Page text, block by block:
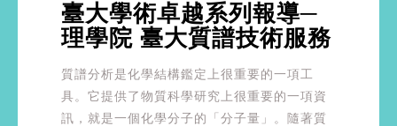
臺大學術卓越系列報導─
理學院 臺大質譜技術服務
質譜分析是化學結構鑑定上很重要的一項工
具。它提供了物質科學研究上很重要的一項資
訊，就是一個化學分子的「分子量」。隨著質